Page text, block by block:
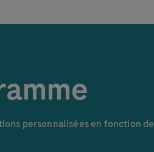
personnalisées en fonction de